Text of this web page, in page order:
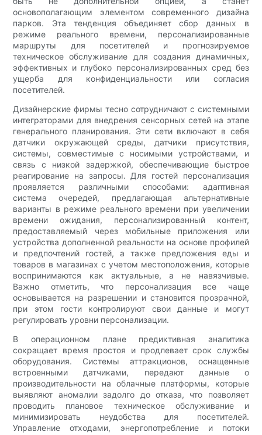
основополагающим элементом современного дизайна
парков. Эта тенденция объединяет сбор данных в
режиме реального времени, персонализированные
маршруты для посетителей и прогнозируемое
техническое обслуживание для создания динамичных,
эффективных и глубоко персонализированных сред без
ущерба для конфиденциальности или согласия
посетителей.
Дизайнерские фирмы тесно сотрудничают с системными
интеграторами для внедрения сенсорных сетей на этапе
генерального планирования. Эти сети включают в себя
датчики окружающей среды, датчики присутствия,
системы, совместимые с носимыми устройствами, и
связь с низкой задержкой, обеспечивающие быстрое
реагирование на запросы. Для гостей персонализация
проявляется различными способами: адаптивная
система очередей, предлагающая альтернативные
варианты в режиме реального времени при увеличении
времени ожидания, персонализированный контент,
предоставляемый через мобильные приложения или
устройства дополненной реальности на основе профилей
и предпочтений гостей, а также предложения еды и
товаров в магазинах с учетом местоположения, которые
воспринимаются как актуальные, а не навязчивые.
Важно отметить, что персонализация все чаще
основывается на разрешении и становится прозрачной,
при этом гости контролируют свои данные и могут
регулировать уровни персонализации.
В операционном плане предиктивная аналитика
сокращает время простоя и продлевает срок службы
оборудования. Системы аттракционов, оснащенные
встроенными датчиками, передают данные о
производительности на облачные платформы, которые
выявляют аномалии задолго до отказа, что позволяет
проводить плановое техническое обслуживание и
минимизировать неудобства для посетителей.
Управление отходами, энергопотребление и потоки